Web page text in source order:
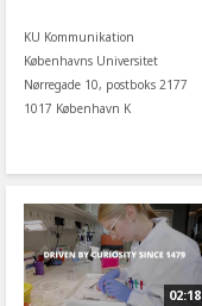
KU Kommunikation
Københavns Universitet
Nørregade 10, postboks 2177
1017 København K
02:18